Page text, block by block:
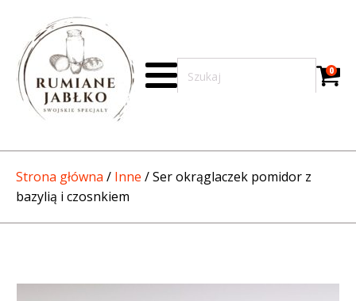
0
Strona główna / Inne / Ser okrąglaczek pomidor z
bazylią i czosnkiem